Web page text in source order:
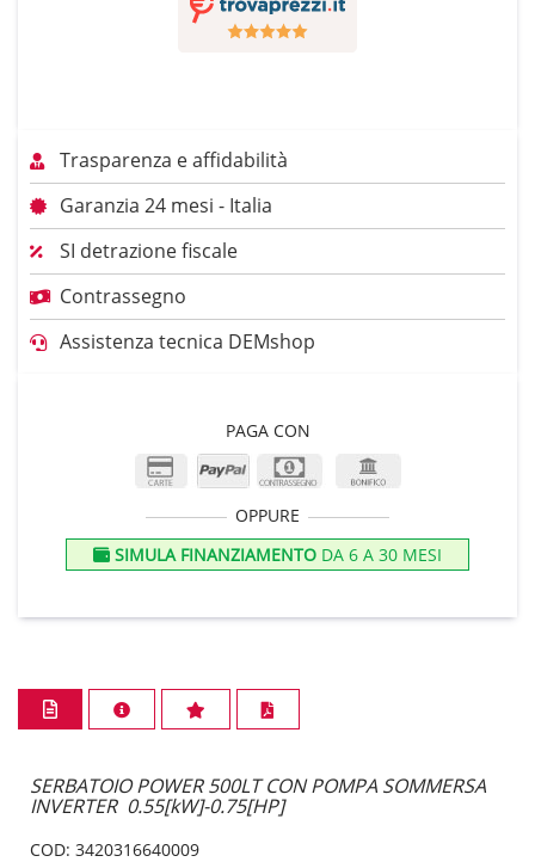
Trasparenza e affidabilità
Garanzia 24 mesi - Italia
SI detrazione fiscale
Contrassegno
Assistenza tecnica DEMshop
PAGA CON
OPPURE
SIMULA FINANZIAMENTO DA 6 A 30 MESI
SERBATOIO POWER 500LT CON POMPA SOMMERSA
INVERTER 0.55[kW]-0.75[HP]
COD: 3420316640009